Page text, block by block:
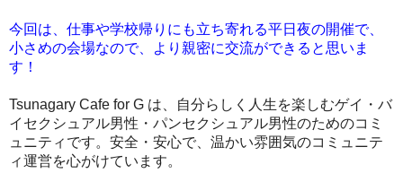
今回は、仕事や学校帰りにも立ち寄れる平日夜の開催で、
小さめの会場なので、より親密に交流ができると思いま
す！
Tsunagary Cafe for G は、自分らしく人生を楽しむゲイ・バ
イセクシュアル男性・パンセクシュアル男性のためのコミ
ュニティです。 安全・安心で、温かい雰囲気のコミュニテ
ィ運営を心がけています。